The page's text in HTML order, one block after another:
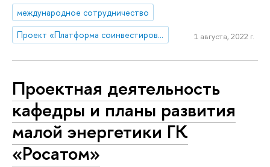
международное сотрудничество
Проект «Платформа соинвестирования ключевых компетенций»
1 августа, 2022 г.
Проектная деятельность
кафедры и планы развития
малой энергетики ГК
«Росатом»